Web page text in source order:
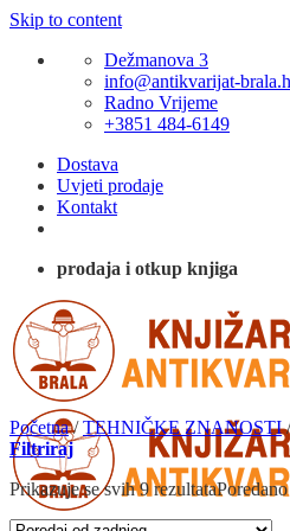
Skip to content
Dežmanova 3
info@antikvarijat-
Radno Vrijeme
+3851 484-6149
Dostava
Uvjeti prodaje
Kontakt
prodaja i otkup knjiga
Početna / TEHNIČKE ZNANOSTI /
Filtriraj
Prikazuje se svih 9 rezultata